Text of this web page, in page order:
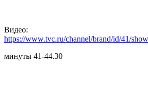
Видео:
https://www.tvc.ru/channel/brand/id/41/
минуты 41-44.30